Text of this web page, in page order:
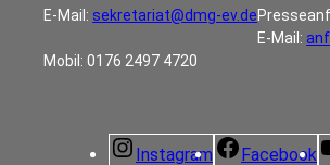
E-Mail: sekretariat@dmg-ev.de
Mobil: 0176 2497 4720
E-Mail:
Instagram Facebook